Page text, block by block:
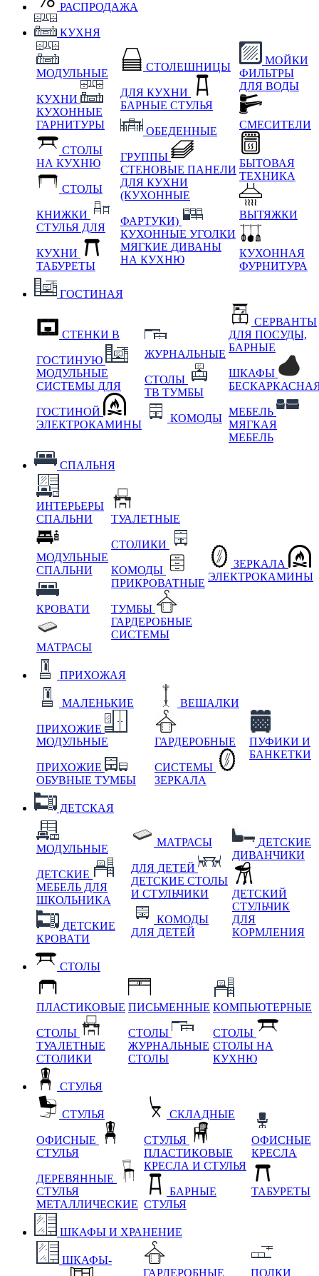
РАСПРОДАЖА
КУХНЯ
МОДУЛЬНЫЕ
КУХНИ
КУХОННЫЕ
ГАРНИТУРЫ
СТОЛЫ
НА КУХНЮ
СТОЛЫ
КНИЖКИ
СТУЛЬЯ ДЛЯ
КУХНИ
ТАБУРЕТЫ
СТОЛЕШНИЦЫ
ДЛЯ КУХНИ
БАРНЫЕ СТУЛЬЯ
ОБЕДЕННЫЕ
ГРУППЫ
СТЕНОВЫЕ ПАНЕЛИ
ДЛЯ КУХНИ
(КУХОННЫЕ
ФАРТУКИ)
КУХОННЫЕ УГОЛКИ
МЯГКИЕ ДИВАНЫ
НА КУХНЮ
МОЙКИ
ФИЛЬТРЫ
ДЛЯ ВОДЫ
СМЕСИТЕЛИ
БЫТОВАЯ
ТЕХНИКА
ВЫТЯЖКИ
КУХОННАЯ
ФУРНИТУРА
ГОСТИНАЯ
СТЕНКИ В
ГОСТИНУЮ
МОДУЛЬНЫЕ
СИСТЕМЫ ДЛЯ
ГОСТИНОЙ
ЭЛЕКТРОКАМИНЫ
ЖУРНАЛЬНЫЕ
СТОЛЫ
ТВ ТУМБЫ
КОМОДЫ
СЕРВАНТЫ
ДЛЯ ПОСУДЫ,
БАРНЫЕ
ШКАФЫ
МЕБЕЛЬ
МЯГКАЯ
МЕБЕЛЬ
СПАЛЬНЯ
ИНТЕРЬЕРЫ
СПАЛЬНИ
МОДУЛЬНЫЕ
СПАЛЬНИ
КРОВАТИ
МАТРАСЫ
ТУАЛЕТНЫЕ
СТОЛИКИ
КОМОДЫ
ПРИКРОВАТНЫЕ
ТУМБЫ
ГАРДЕРОБНЫЕ
СИСТЕМЫ
ЗЕРКАЛА
ЭЛЕКТРОКАМИНЫ
ПРИХОЖАЯ
МАЛЕНЬКИЕ
ПРИХОЖИЕ
МОДУЛЬНЫЕ
ПРИХОЖИЕ
ОБУВНЫЕ ТУМБЫ
ВЕШАЛКИ
ГАРДЕРОБНЫЕ
СИСТЕМЫ
ЗЕРКАЛА
ПУФИКИ И
БАНКЕТКИ
ДЕТСКАЯ
МОДУЛЬНЫЕ
ДЕТСКИЕ
МЕБЕЛЬ ДЛЯ
ШКОЛЬНИКА
ДЕТСКИЕ
КРОВАТИ
МАТРАСЫ
ДЛЯ ДЕТЕЙ
ДЕТСКИЕ СТОЛЫ
И СТУЛЬЧИКИ
КОМОДЫ
ДЛЯ ДЕТЕЙ
ДЕТСКИЕ
ДИВАНЧИКИ
ДЕТСКИЙ
СТУЛЬЧИК
ДЛЯ
КОРМЛЕНИЯ
СТОЛЫ
ПЛАСТИКОВЫЕ
СТОЛЫ
ТУАЛЕТНЫЕ
СТОЛИКИ
ПИСЬМЕННЫЕ
СТОЛЫ
ЖУРНАЛЬНЫЕ
СТОЛЫ
КОМПЬЮТЕРНЫЕ
СТОЛЫ
СТОЛЫ НА
КУХНЮ
СТУЛЬЯ
СТУЛЬЯ
ОФИСНЫЕ
СТУЛЬЯ
ДЕРЕВЯННЫЕ
СТУЛЬЯ
МЕТАЛЛИЧЕСКИЕ
СКЛАДНЫЕ
СТУЛЬЯ
ПЛАСТИКОВЫЕ
КРЕСЛА И СТУЛЬЯ
БАРНЫЕ
СТУЛЬЯ
ОФИСНЫЕ
КРЕСЛА
ТАБУРЕТЫ
ШКАФЫ И ХРАНЕНИЕ
ШКАФЫ-
ГАРДЕРОБНЫЕ
ПОЛКИ